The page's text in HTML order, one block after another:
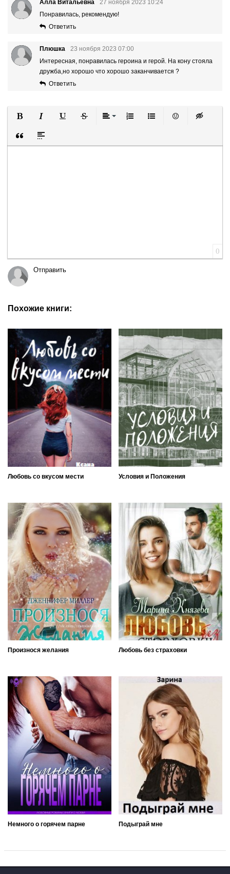
Алла Витальевна
27 ноября 2023 10:24
Понравилась, рекомендую!
Ответить
Плюшка
23 ноября 2023 07:00
Интересная, понравилась героина и герой. На кону стояла
дружба,но хорошо что хорошо заканчивается ?
Ответить
Вставка цитаты
Вставка спойлера
0
Отправить
Похожие книги:
Любовь со вкусом мести Условия и Положения
Произнося желания Любовь без страховки
Немного о горячем парне Подыграй мне